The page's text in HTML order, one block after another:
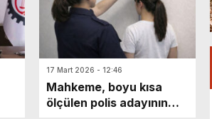
17 Mart 2026 - 12:46
Mahkeme, boyu kısa
ölçülen polis adayının